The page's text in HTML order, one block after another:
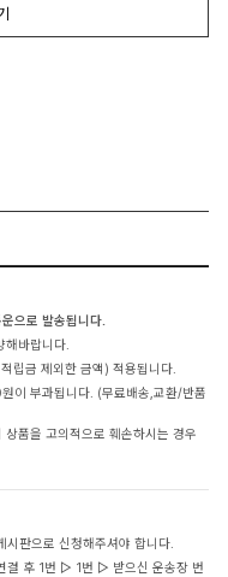
으로 발송됩니다.
해바랍니다.
립금 제외한 금액) 적용됩니다.
이 부과됩니다. (무료배송,교환/반품
품을 고의적으로 훼손하시는 경우
판으로 신청해주셔야 합니다.
후 1번 ▷ 1번 ▷ 받으신 운송장 번